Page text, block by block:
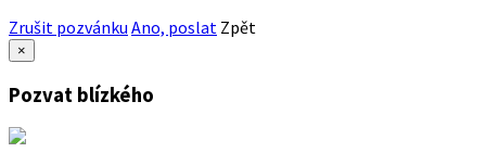
Zrušit pozvánku Ano, poslat Zpět
×
Pozvat blízkého